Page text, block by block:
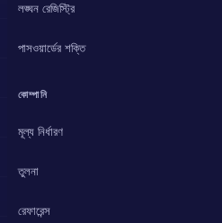
লঙ্ঘন রেজিস্ট্রি
পাসওয়ার্ডের শক্তি
কোম্পানি
মূল্য নির্ধারণ
তুলনা
রেফারেন্স